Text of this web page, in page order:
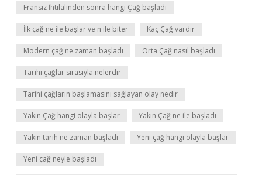
Fransız İhtilalinden sonra hangi Çağ başladı
İlk çağ ne ile başlar ve n ile biter Kaç Çağ vardır
Modern çağ ne zaman başladı Orta Çağ nasıl başladı
Tarihi çağlar sırasıyla nelerdir
Tarihi çağların başlamasını sağlayan olay nedir
Yakın Çağ hangi olayla başlar Yakın Çağ ne ile başladı
Yakın tarih ne zaman başladı Yeni çağ hangi olayla başlar
Yeni çağ neyle başladı